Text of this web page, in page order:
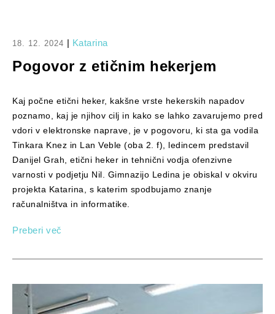
18. 12. 2024 Katarina
Pogovor z etičnim hekerjem
Kaj počne etični heker, kakšne vrste hekerskih napadov
poznamo, kaj je njihov cilj in kako se lahko zavarujemo pred
vdori v elektronske naprave, je v pogovoru, ki sta ga vodila
Tinkara Knez in Lan Veble (oba 2. f), ledincem predstavil
Danijel Grah, etični heker in tehnični vodja ofenzivne
varnosti v podjetju Nil. Gimnazijo Ledina je obiskal v okviru
projekta Katarina, s katerim spodbujamo znanje
računalništva in informatike.
Preberi več